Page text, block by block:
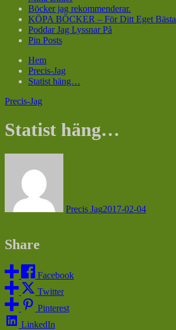
Böcker jag rekommenderar.
KÖPA BÖCKER – För Ditt Eget Bästa
Poddar Jag Lyssnar På
Pin Posts
Hem
Precis-Jag
Statist häng…
Precis-Jag
Statist häng…
Precis Jag2017-02-04
Share
Facebook
Twitter
Pinterest
LinkedIn